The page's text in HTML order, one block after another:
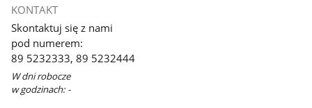
KONTAKT
Skontaktuj się z nami
pod numerem:
89 5232333, 89 5232444
W dni robocze
w godzinach: -